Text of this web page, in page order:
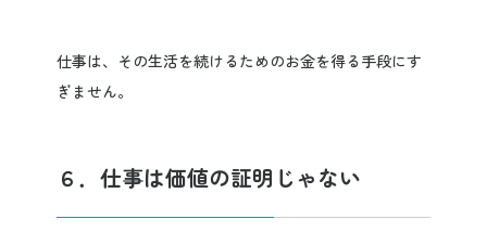
仕事は、その生活を続けるためのお金を得る手段にす
ぎません。
６．仕事は価値の証明じゃない